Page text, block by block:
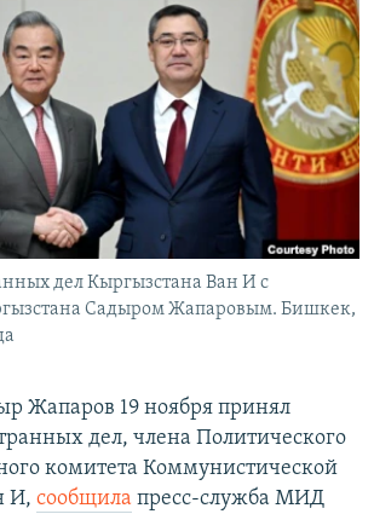
дел Кыргызстана Ван И с
Садыром Жапаровым. Бишкек,
Жапаров 19 ноября принял
дел, члена Политического
комитета Коммунистической
И, сообщила пресс-служба МИД